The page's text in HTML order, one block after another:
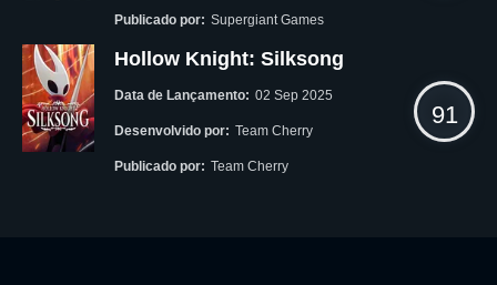
Publicado por: Supergiant Games
Hollow Knight: Silksong
Data de Lançamento: 02 Sep 2025
Desenvolvido por: Team Cherry
Publicado por: Team Cherry
91